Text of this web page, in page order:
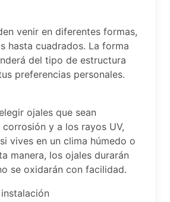
venir en diferentes formas,
hasta cuadrados. La forma
del tipo de estructura
preferencias personales.
ojales que sean
y a los rayos UV,
vives en un clima húmedo o
manera, los ojales durarán
se oxidarán con facilidad.